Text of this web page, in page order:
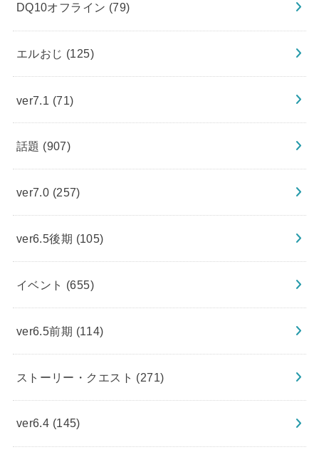
DQ10オフライン (79)
エルおじ (125)
ver7.1 (71)
話題 (907)
ver7.0 (257)
ver6.5後期 (105)
イベント (655)
ver6.5前期 (114)
ストーリー・クエスト (271)
ver6.4 (145)